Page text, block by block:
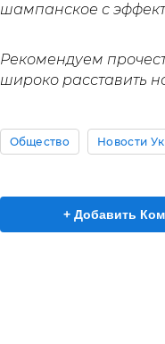
шампанское с
Рекомендуем
широко расставить
Общество Новости
+ Добавить